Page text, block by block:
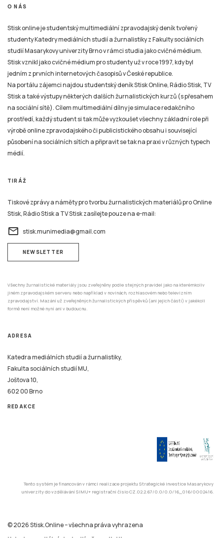
O NÁS
Stisk online je studentský multimediální zpravodajský deník tvořený
studenty Katedry mediálních studií a žurnalistiky z Fakulty sociálních
studií Masarykovy univerzity Brno v rámci studia jako cvičné médium.
Stisk vznikl jako cvičné médium pro studenty už v roce 1997, kdy byl
jedním z prvních internetových časopisů v České republice.
Na portálu zájemci najdou studentský deník Stisk Online, Rádio Stisk, TV
Stisk a také výstupy některých dalších žurnalistických kurzů (s přesahem
na sociální sítě). Cílem multimediální dílny je simulace redakčního
prostředí, každý student si tak může vyzkoušet všechny základní role při
výrobě online zpravodajského či publicistického obsahu i související
působení na sociálních sítích a připravit se tak na praxi v různých typech
médií.
TIRÁŽ
Tiskové zprávy a náměty pro tvorbu žurnalistických materiálů pro Online
Stisk, Rádio Stisk a TV Stisk zasílejte pouze na e-mail:
email stisk.munimedia@gmail.com
NEWSLETTER
Všechny žurnalistické materiály jsou zveřejněny podle stejných pravidel jako na kterémkoliv
jiném zpravodajském serveru nebo například v novinách, rozhlasovém nebo televizním
zpravodajství. Mazání už zveřejněných žurnalistických příspěvků (ani jejich částí) v jakékoli
formě není možné nyní ani v budoucnu.
ADRESA
Katedra mediálních studií a žurnalistiky,
Fakulta sociálních studií MU,
Joštova 10,
602 00 Brno
REDAKCE
Tento systém je financován v rámci realizace projektu Strategické investice Masarykovy
univerzity do vzdělávání SIMU+ registrační číslo CZ.02.2.67/0.0/0.0/16_016/0002416.
© 2026 Stisk.Online – všechna práva vyhrazena